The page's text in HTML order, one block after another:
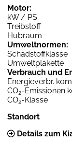
Motor:
kW / PS
Treibstoff
Hubraum
Umweltnormen:
Schadstoffklasse
Umweltplakette
Verbrauch und
Energieverbr.
CO2-Emissionen
CO2-Klasse
Standort
Details zum